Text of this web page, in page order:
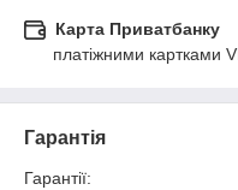
Карта Приватбанку
платіжними картками
Гарантія
Гарантії: